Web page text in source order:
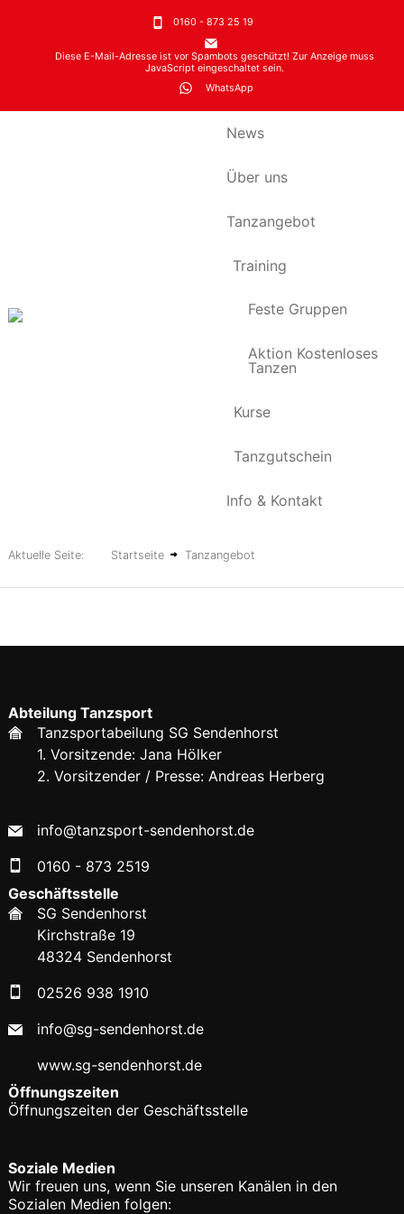
0160 - 873 25 19
Diese E-Mail-Adresse ist vor Spambots geschützt! Zur Anzeige muss
JavaScript eingeschaltet sein.
WhatsApp
News
Über uns
Tanzangebot
Training
Feste Gruppen
Aktion Kostenloses
Tanzen
Kurse
Tanzgutschein
Info & Kontakt
Aktuelle Seite: Startseite Tanzangebot
Abteilung Tanzsport
Tanzsportabeilung SG Sendenhorst
1. Vorsitzende: Jana Hölker
2. Vorsitzender / Presse: Andreas Herberg
info@tanzsport-sendenhorst.de
0160 - 873 2519
Geschäftsstelle
SG Sendenhorst
Kirchstraße 19
48324 Sendenhorst
02526 938 1910
info@sg-sendenhorst.de
www.sg-sendenhorst.de
Öffnungszeiten
Öffnungszeiten der Geschäftsstelle
Soziale Medien
Wir freuen uns, wenn Sie unseren Kanälen in den
Sozialen Medien folgen: